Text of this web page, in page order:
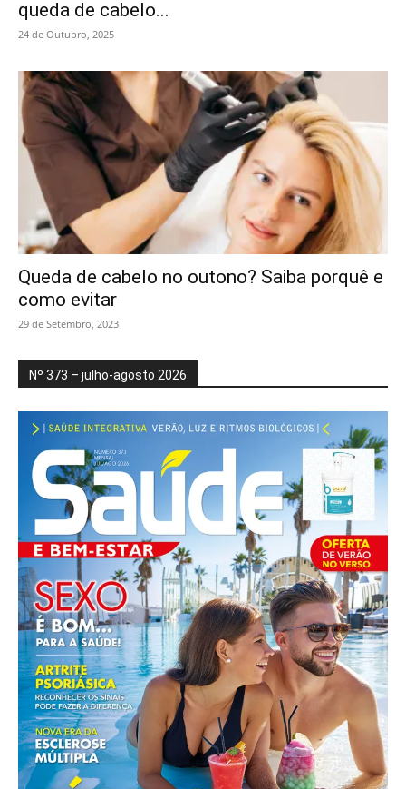
queda de cabelo...
24 de Outubro, 2025
Queda de cabelo no outono? Saiba porquê e
como evitar
29 de Setembro, 2023
Nº 373 – julho-agosto 2026